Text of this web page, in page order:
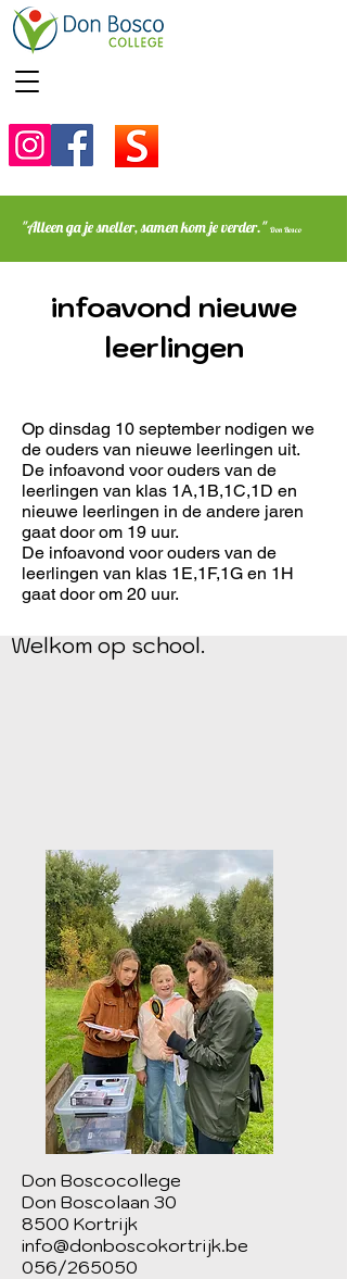
"Alleen ga je sneller, samen kom je verder." Don Bosco
infoavond nieuwe
leerlingen
Op dinsdag 10 september nodigen we
de ouders van nieuwe leerlingen uit.
De infoavond voor ouders van de
leerlingen van klas 1A,1B,1C,1D en
nieuwe leerlingen in de andere jaren
gaat door om 19 uur.
De infoavond voor ouders van de
leerlingen van klas 1E,1F,1G en 1H
gaat door om 20 uur.
Welkom op school.
Don Boscocollege
Don Boscolaan 30
8500 Kortrijk
info@donboscokortrijk.be
056/265050